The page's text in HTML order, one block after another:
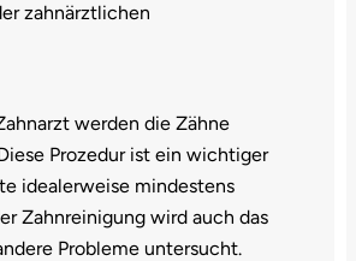
zahnärztlichen
werden die Zähne
Prozedur ist ein wichtiger
idealerweise mindestens
Zahnreinigung wird auch das
Probleme untersucht.